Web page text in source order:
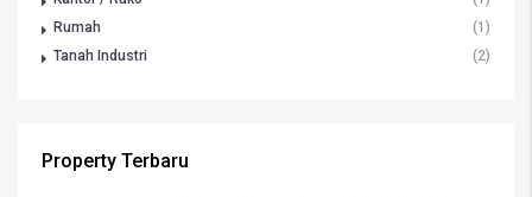
Rumah
(1)
Tanah Industri
(2)
Property Terbaru